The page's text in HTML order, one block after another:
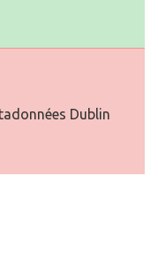
Dublin